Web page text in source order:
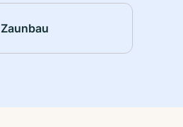
Zaunbau